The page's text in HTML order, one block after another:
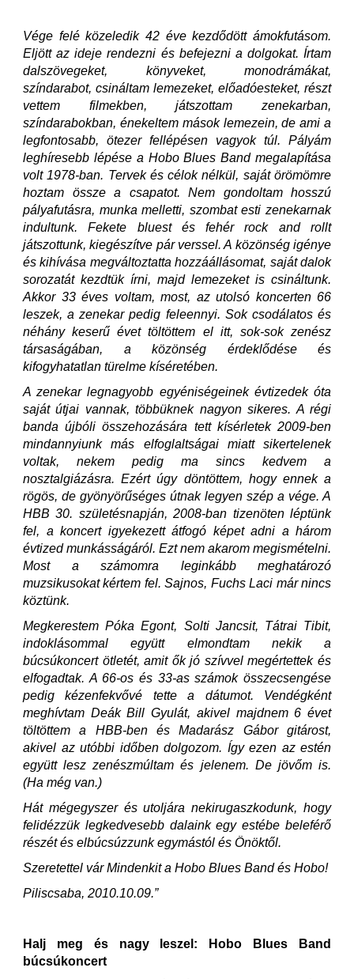
Vége felé közeledik 42 éve kezdődött ámokfutásom.
Eljött az ideje rendezni és befejezni a dolgokat. Írtam
dalszövegeket, könyveket, monodrámákat,
színdarabot, csináltam lemezeket, előadóesteket, részt
vettem filmekben, játszottam zenekarban,
színdarabokban, énekeltem mások lemezein, de ami a
legfontosabb, ötezer fellépésen vagyok túl. Pályám
leghíresebb lépése a Hobo Blues Band megalapítása
volt 1978-ban. Tervek és célok nélkül, saját örömömre
hoztam össze a csapatot. Nem gondoltam hosszú
pályafutásra, munka melletti, szombat esti zenekarnak
indultunk. Fekete bluest és fehér rock and rollt
játszottunk, kiegészítve pár verssel. A közönség igénye
és kihívása megváltoztatta hozzáállásomat, saját dalok
sorozatát kezdtük írni, majd lemezeket is csináltunk.
Akkor 33 éves voltam, most, az utolsó koncerten 66
leszek, a zenekar pedig feleennyi. Sok csodálatos és
néhány keserű évet töltöttem el itt, sok-sok zenész
társaságában, a közönség érdeklődése és
kifogyhatatlan türelme kíséretében.
A zenekar legnagyobb egyéniségeinek évtizedek óta
saját útjai vannak, többüknek nagyon sikeres. A régi
banda újbóli összehozására tett kísérletek 2009-ben
mindannyiunk más elfoglaltságai miatt sikertelenek
voltak, nekem pedig ma sincs kedvem a
nosztalgiázásra. Ezért úgy döntöttem, hogy ennek a
rögös, de gyönyörűséges útnak legyen szép a vége. A
HBB 30. születésnapján, 2008-ban tizenöten léptünk
fel, a koncert igyekezett átfogó képet adni a három
évtized munkásságáról. Ezt nem akarom megismételni.
Most a számomra leginkább meghatározó
muzsikusokat kértem fel. Sajnos, Fuchs Laci már nincs
köztünk.
Megkerestem Póka Egont, Solti Jancsit, Tátrai Tibit,
indoklásommal együtt elmondtam nekik a
búcsúkoncert ötletét, amit ők jó szívvel megértettek és
elfogadtak. A 66-os és 33-as számok összecsengése
pedig kézenfekvővé tette a dátumot. Vendégként
meghívtam Deák Bill Gyulát, akivel majdnem 6 évet
töltöttem a HBB-ben és Madarász Gábor gitárost,
akivel az utóbbi időben dolgozom. Így ezen az estén
együtt lesz zenészmúltam és jelenem. De jövőm is.
(Ha még van.)
Hát mégegyszer és utoljára nekirugaszkodunk, hogy
felidézzük legkedvesebb dalaink egy estébe beleférő
részét és elbúcsúzzunk egymástól és Önöktől.
Szeretettel vár Mindenkit a Hobo Blues Band és Hobo!
Piliscsaba, 2010.10.09.”
Halj meg és nagy leszel: Hobo Blues Band
búcsúkoncert